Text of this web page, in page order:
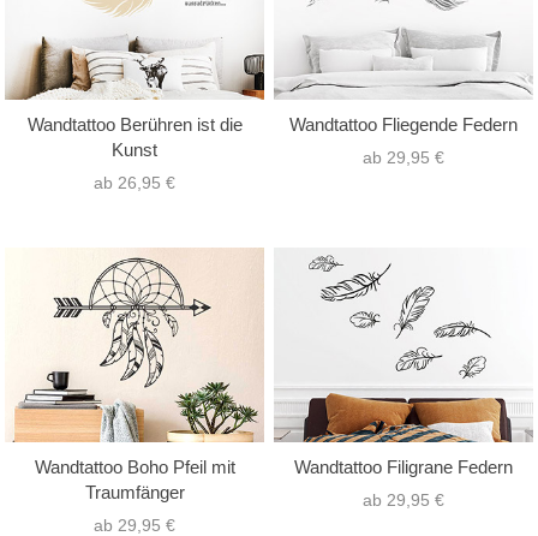
Wandtattoo Berühren ist die
Kunst
ab 26,95 €
Wandtattoo Fliegende Federn
ab 29,95 €
Wandtattoo Boho Pfeil mit
Traumfänger
ab 29,95 €
Wandtattoo Filigrane Federn
ab 29,95 €